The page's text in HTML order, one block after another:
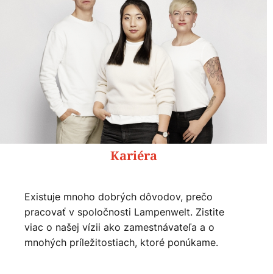
Kariéra
Existuje mnoho dobrých dôvodov, prečo
pracovať v spoločnosti Lampenwelt. Zistite
viac o našej vízii ako zamestnávateľa a o
mnohých príležitostiach, ktoré ponúkame.